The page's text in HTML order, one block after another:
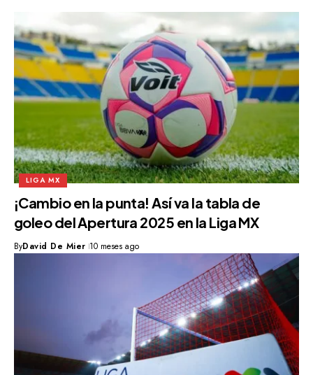
LIGA MX
¡Cambio en la punta! Así va la tabla de
goleo del Apertura 2025 en la Liga MX
ByDavid De Mier 10 meses ago